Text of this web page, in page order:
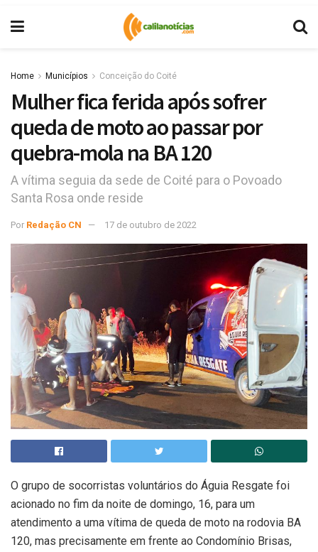
Home Municípios Conceição do Coité
Mulher fica ferida após sofrer
queda de moto ao passar por
quebra-mola na BA 120
A vítima seguia da sede de Coité para o Povoado
Santa Rosa onde reside
Por Redação CN 17 de outubro de 2022
O grupo de socorristas voluntários do Águia Resgate foi
acionado no fim da noite de domingo, 16, para um
atendimento a uma vítima de queda de moto na rodovia BA
120, mas precisamente em frente ao Condomínio Brisas,